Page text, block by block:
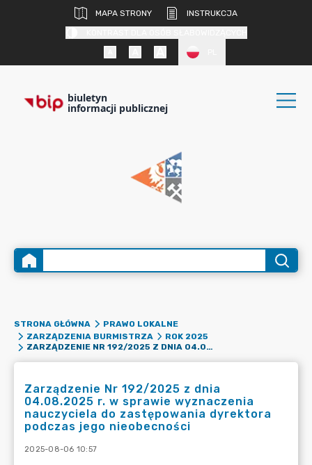
MAPA STRONY
INSTRUKCJA
biuletyn
informacji publicznej
STRONA GŁÓWNA
PRAWO LOKALNE
ZARZĄDZENIA BURMISTRZA
ROK 2025
ZARZĄDZENIE NR 192/2025 Z DNIA 04.08.2025 R. W SPRAWIE WYZNACZENIA NAUCZYCIELA DO ZASTĘPOWANIA DYREKTORA PODCZAS JEGO NIEOBECNOŚCI
Zarządzenie Nr 192/2025 z dnia
04.08.2025 r. w sprawie wyznaczenia
nauczyciela do zastępowania dyrektora
podczas jego nieobecności
2025-08-06 10:57